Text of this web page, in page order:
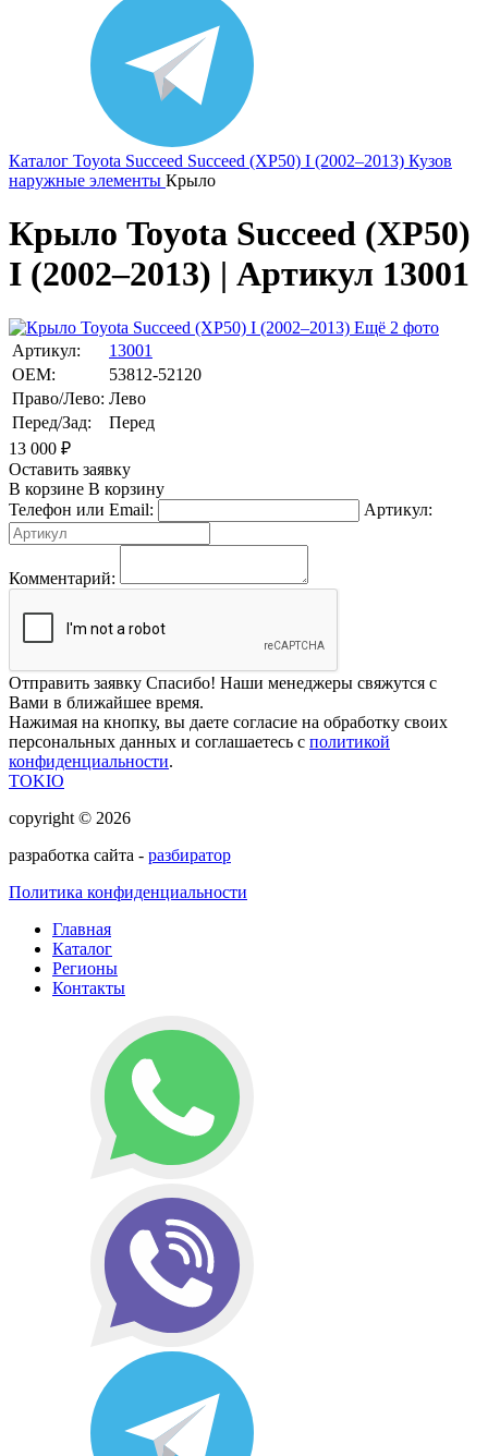
Каталог Toyota Succeed Succeed (XP50) I (2002–2013) Кузов
наружные элементы Крыло
Крыло Toyota Succeed (XP50)
I (2002–2013) | Артикул 13001
Ещё 2 фото
Артикул:
13001
OEM:
53812-52120
Право/Лево: Лево
Перед/Зад:
Перед
13 000 ₽
Оставить заявку
В корзине В корзину
Телефон или Email:
Артикул:
Комментарий:
Отправить заявку Спасибо! Наши менеджеры свяжутся с
Вами в ближайшее время.
Нажимая на кнопку, вы даете согласие на обработку своих
персональных данных и соглашаетесь с политикой
конфиденциальности.
TOKIO
copyright © 2026
разработка сайта - разбиратор
Политика конфиденциальности
Главная
Каталог
Регионы
Контакты